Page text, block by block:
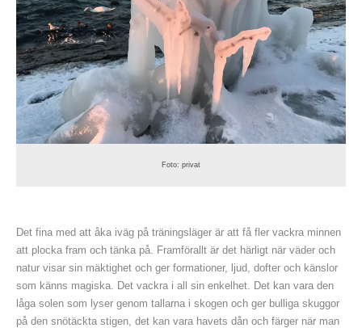
Foto: privat
Det fina med att åka iväg på träningsläger är att få fler vackra minnen
att plocka fram och tänka på. Framförallt är det härligt när väder och
natur visar sin mäktighet och ger formationer, ljud, dofter och känslor
som känns magiska. Det vackra i all sin enkelhet. Det kan vara den
låga solen som lyser genom tallarna i skogen och ger bulliga skuggor
på den snötäckta stigen, det kan vara havets dån och färger när man